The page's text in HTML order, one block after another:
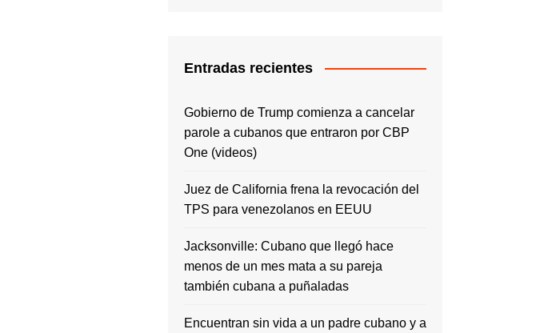
Entradas recientes
Gobierno de Trump comienza a cancelar
parole a cubanos que entraron por CBP
One (videos)
Juez de California frena la revocación del
TPS para venezolanos en EEUU
Jacksonville: Cubano que llegó hace
menos de un mes mata a su pareja
también cubana a puñaladas
Encuentran sin vida a un padre cubano y a